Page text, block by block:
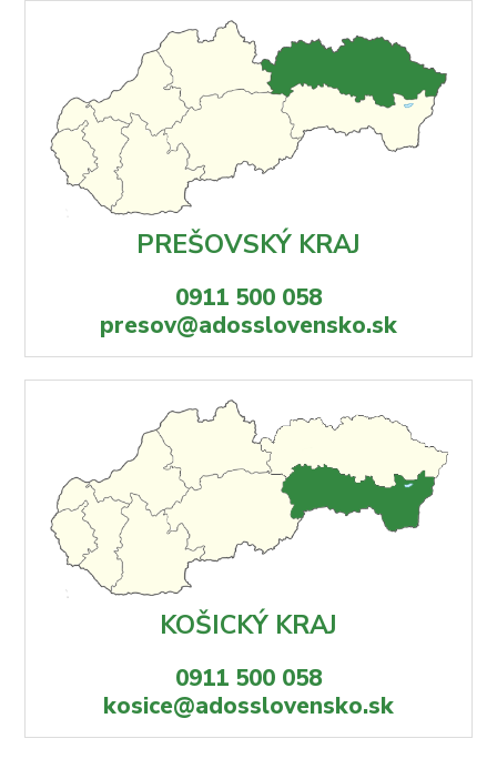
PREŠOVSKÝ KRAJ
0911 500 058
presov@adosslovensko.sk
KOŠICKÝ KRAJ
0911 500 058
kosice@adosslovensko.sk